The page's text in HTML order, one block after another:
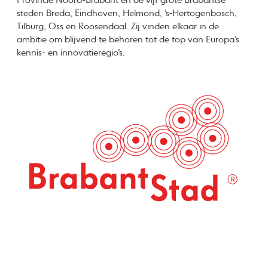
steden Breda, Eindhoven, Helmond, ’s‑Hertogenbosch,
Tilburg, Oss en Roosendaal. Zij vinden elkaar in de
ambitie om blijvend te behoren tot de top van Europa’s
kennis- en innovatieregio’s.